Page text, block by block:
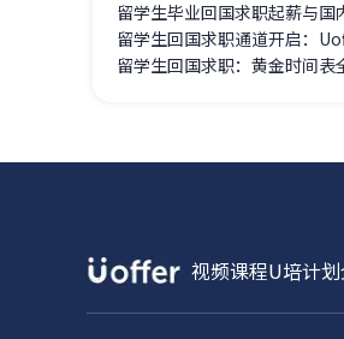
视频课程U培计划